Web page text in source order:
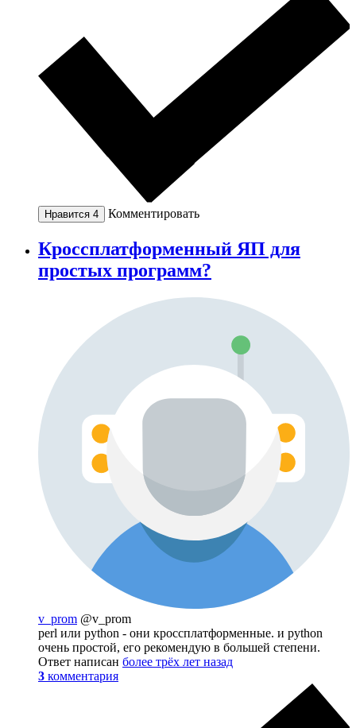
Нравится 4 Комментировать
Кроссплатформенный ЯП для
простых программ?
v_prom @v_prom
perl или python - они кроссплатформенные. и python
очень простой, его рекомендую в большей степени.
Ответ написан более трёх лет назад
3 комментария